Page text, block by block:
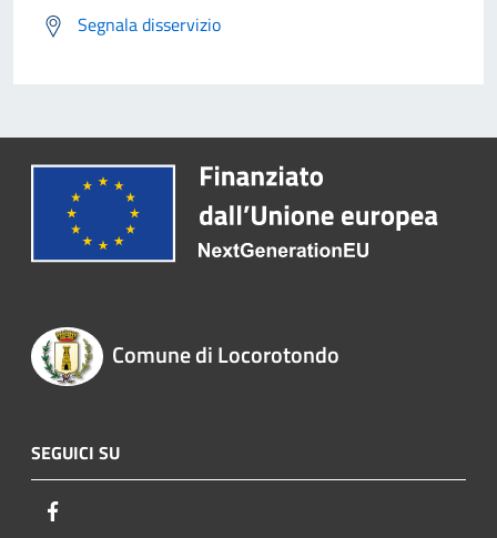
Segnala disservizio
Comune di Locorotondo
SEGUICI SU